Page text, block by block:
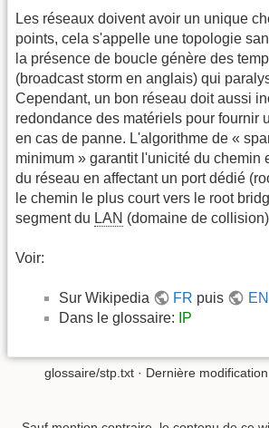
Les réseaux doivent avoir un unique
points, cela s'appelle une topologie
la présence de boucle génère des
(broadcast storm en anglais) qui
Cependant, un bon réseau doit aussi
redondance des matériels pour fournir
en cas de panne. L'algorithme de «
minimum » garantit l'unicité du chemin
du réseau en affectant un port dédié
le chemin le plus court vers le root
segment du LAN (domaine de
Voir:
Sur Wikipedia FR puis EN
Dans le glossaire:
IP
glossaire/stp.txt · Dernière